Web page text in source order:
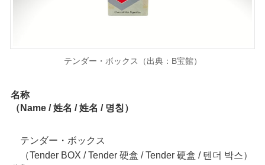
テンダー・ボックス（出典：B宝館）
名称
（Name / 姓名 / 姓名 / 명칭）
テンダー・ボックス
（Tender BOX / Tender 硬盒 / Tender 硬盒 / 텐더 박스）